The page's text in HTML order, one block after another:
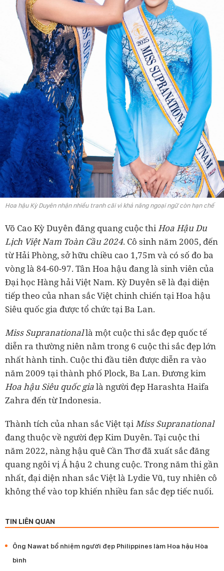
Hoa hậu Kỳ Duyên nhận nhiều tranh cãi vì khả năng ngoại ngữ còn hạn chế
Võ Cao Kỳ Duyên đăng quang cuộc thiHoa Hậu Du
Lịch Việt Nam Toàn Cầu 2024. Cô sinh năm 2005, đến
từ Hải Phòng, sở hữu chiều cao 1,75m và có số đo ba
vòng là 84-60-97. Tân Hoa hậu đang là sinh viên của
Đại học Hàng hải Việt Nam. Kỳ Duyên sẽ là đại diện
tiếp theo của nhan sắc Việt chinh chiến tại Hoa hậu
Siêu quốc gia được tổ chức tại Ba Lan.
Miss Supranationallà một cuộc thi sắc đẹp quốc tế
diễn ra thường niên nằm trong 6 cuộc thi sắc đẹp lớn
nhất hành tinh. Cuộc thi đầu tiên được diễn ra vào
năm 2009 tại thành phố Plock, Ba Lan. Đương kim
Hoa hậu Siêu quốc gialà người đẹp Harashta Haifa
Zahra đến từ Indonesia.
Thành tích của nhan sắc Việt tạiMiss Supranational
đang thuộc về người đẹp Kim Duyên. Tại cuộc thi
năm 2022, nàng hậu quê Cần Thơ đã xuất sắc đăng
quang ngôi vị Á hậu 2 chung cuộc. Trong năm thi gần
nhất, đại diện nhan sắc Việt là Lydie Vũ, tuy nhiên cô
không thể vào top khiến nhiều fan sắc đẹp tiếc nuối.
TIN LIÊN QUAN
Ông Nawat bổ nhiệm người đẹp Philippines làm Hoa hậu Hòa
bình